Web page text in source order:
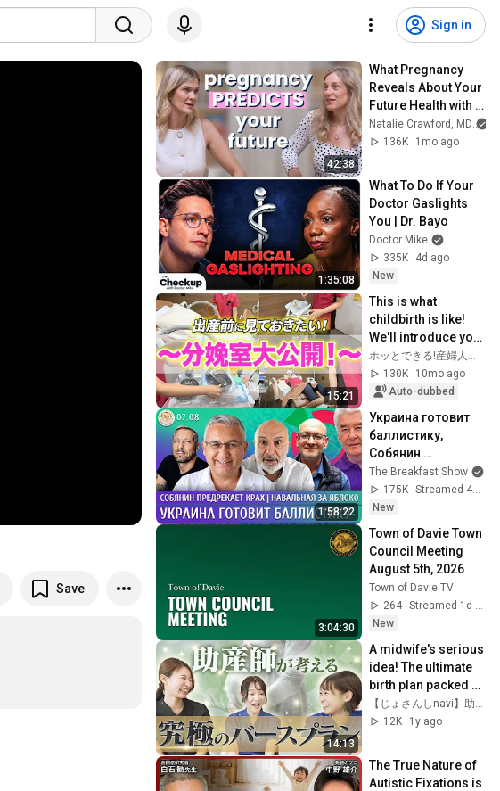
Sign in
Save
42:38
What Pregnancy
Reveals About Your
Future Health with
Dr. Amanda Horton
Natalie Crawford, MD
136K
1mo ago
1:35:08
What To Do If Your
Doctor Gaslights
You | Dr. Bayo
Doctor Mike
335K
4d ago
New
15:21
This is what
childbirth is like!
We'll introduce you
to a delivery room
where even first-
timers c...
ホッとできる!産婦人科チャンネル
130K
10mo ago
Auto-dubbed
1:58:22
Украина готовит
баллистику,
Собянин
предрекает крах,
Навальная за
Яблоко.
Ганапольский
The Breakfast Show
175K
New
3:04:30
Town of Davie Town
Council Meeting
August 5th, 2026
Town of Davie TV
264
New
14:13
A midwife's serious
idea! The ultimate
birth plan packed
with experience and
knowledge
12K
1y ago
The True Nature of
Autistic Fixations is